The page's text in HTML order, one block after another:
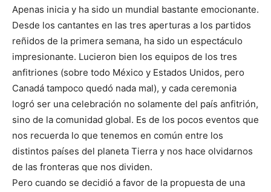
Apenas inicia y ha sido un mundial bastante emocionante.
Desde los cantantes en las tres aperturas a los partidos
reñidos de la primera semana, ha sido un espectáculo
impresionante. Lucieron bien los equipos de los tres
anfitriones (sobre todo México y Estados Unidos, pero
Canadá tampoco quedó nada mal), y cada ceremonia
logró ser una celebración no solamente del país anfitrión,
sino de la comunidad global. Es de los pocos eventos que
nos recuerda lo que tenemos en común entre los
distintos países del planeta Tierra y nos hace olvidarnos
de las fronteras que nos dividen.
Pero cuando se decidió a favor de la propuesta de una